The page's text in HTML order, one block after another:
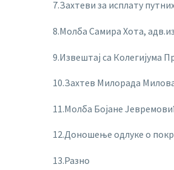
7.Захтеви за исплату
8.Молба Самира Хота,
9.Извештај са Колегијума
10.Захтев Милорада
11.Молба Бојане
12.Доношење одлуке о
13.Разно